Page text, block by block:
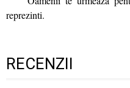
reprezinti.
RECENZII